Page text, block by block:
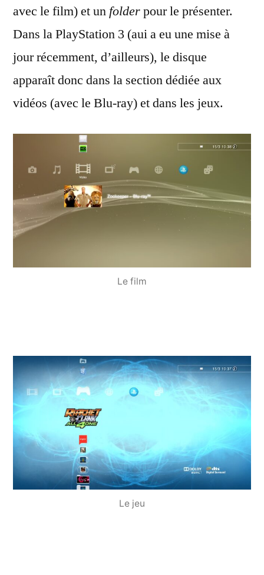
avec le film) et un folderpour le présenter.
Dans la PlayStation 3 (aui a eu une mise à
jour récemment, d’ailleurs), le disque
apparaît donc dans la section dédiée aux
vidéos (avec le Blu-ray) et dans les jeux.
Le film
Le jeu